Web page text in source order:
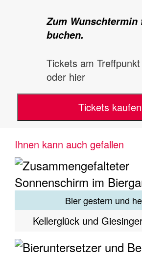
Zum Wunschtermin
buchen.
Tickets am
oder hier
Tickets kaufen
Ihnen kann auch gefallen
Bier gestern und
Kellerglück und